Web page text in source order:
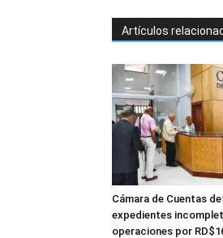
Artículos
Cámara de Cuentas
expedientes
operaciones por